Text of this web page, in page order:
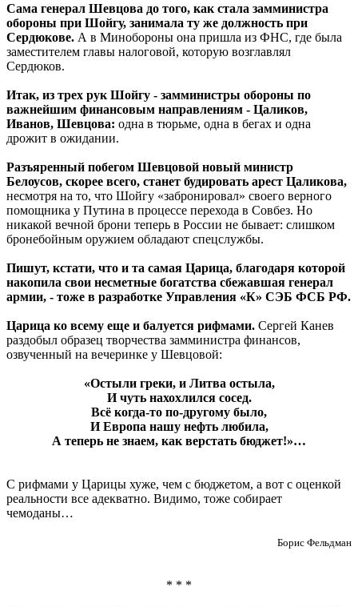
Сама генерал Шевцова до того, как стала замминистра
обороны при Шойгу, занимала ту же должность при
Сердюкове. А в Минобороны она пришла из ФНС, где была
заместителем главы налоговой, которую возглавлял
Сердюков.
Итак, из трех рук Шойгу - замминистры обороны по
важнейшим финансовым направлениям - Цаликов,
Иванов, Шевцова: одна в тюрьме, одна в бегах и одна
дрожит в ожидании.
Разъяренный побегом Шевцовой новый министр
Белоусов, скорее всего, станет будировать арест Цаликова,
несмотря на то, что Шойгу «забронировал» своего верного
помощника у Путина в процессе перехода в Совбез. Но
никакой вечной брони теперь в России не бывает: слишком
бронебойным оружием обладают спецслужбы.
Пишут, кстати, что и та самая Царица, благодаря которой
накопила свои несметные богатства сбежавшая генерал
армии, - тоже в разработке Управления «К» СЭБ ФСБ РФ.
Царица ко всему еще и балуется рифмами. Сергей Канев
раздобыл образец творчества замминистра финансов,
озвученный на вечеринке у Шевцовой:
«Остыли греки, и Литва остыла,
И чуть нахохлился сосед.
Всё когда-то по-другому было,
И Европа нашу нефть любила,
А теперь не знаем, как верстать бюджет!»…
С рифмами у Царицы хуже, чем с бюджетом, а вот с оценкой
реальности все адекватно. Видимо, тоже собирает
чемоданы…
Борис Фельдман
* * *